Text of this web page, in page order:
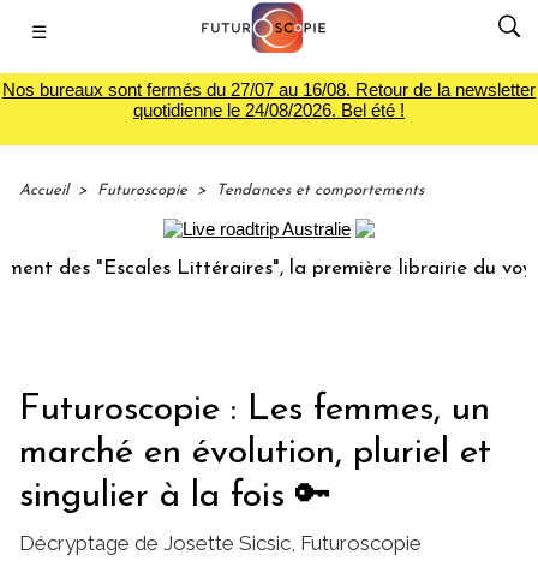
☰
Nos bureaux sont fermés du 27/07 au 16/08. Retour de la newsletter
quotidienne le 24/08/2026. Bel été !
Accueil > Futuroscopie > Tendances et comportements
Littéraires", la première librairie du voyage Le
Futuroscopie : Les femmes, un
marché en évolution, pluriel et
singulier à la fois 🔑
Décryptage de Josette Sicsic, Futuroscopie